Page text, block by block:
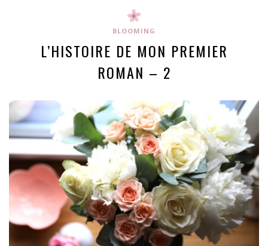
BLOOMING
L’HISTOIRE DE MON PREMIER
ROMAN – 2